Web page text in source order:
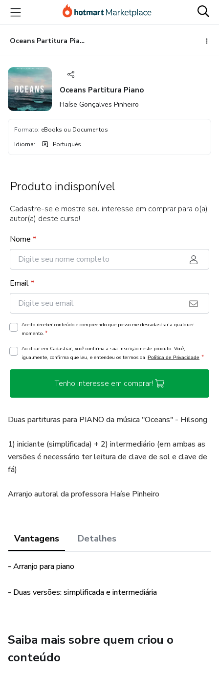
para
conteúdo
principal
para
pagamento
para
rodapé
Oceans Partitura Piano
Oceans Partitura Piano
Haíse Gonçalves Pinheiro
Formato: eBooks ou Documentos
Idioma: Português
Produto indisponível
Cadastre-se e mostre seu interesse em comprar para o(a)
autor(a) deste curso!
Nome *
Email*
Aceito receber conteúdo e compreendo que posso me descadastrar a qualquer
momento. *
Ao clicar em Cadastrar, você confirma a sua inscrição neste produto. Você,
igualmente, confirma que leu, e entendeu os termos da Política de Privacidade *
Tenho interesse em comprar!
Duas partituras para PIANO da música "Oceans" - Hilsong
1) iniciante (simplificada) + 2) intermediário (em ambas as
versões é necessário ter leitura de clave de sol e clave de
fá)
Arranjo autoral da professora Haíse Pinheiro
Vantagens Detalhes
- Arranjo para piano
- Duas versões: simplificada e intermediária
Saiba mais sobre quem criou o
conteúdo